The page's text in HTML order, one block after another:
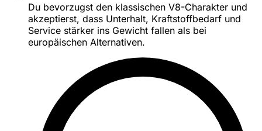
Du bevorzugst den klassischen V8-Charakter und
akzeptierst, dass Unterhalt, Kraftstoffbedarf und
Service stärker ins Gewicht fallen als bei
europäischen Alternativen.